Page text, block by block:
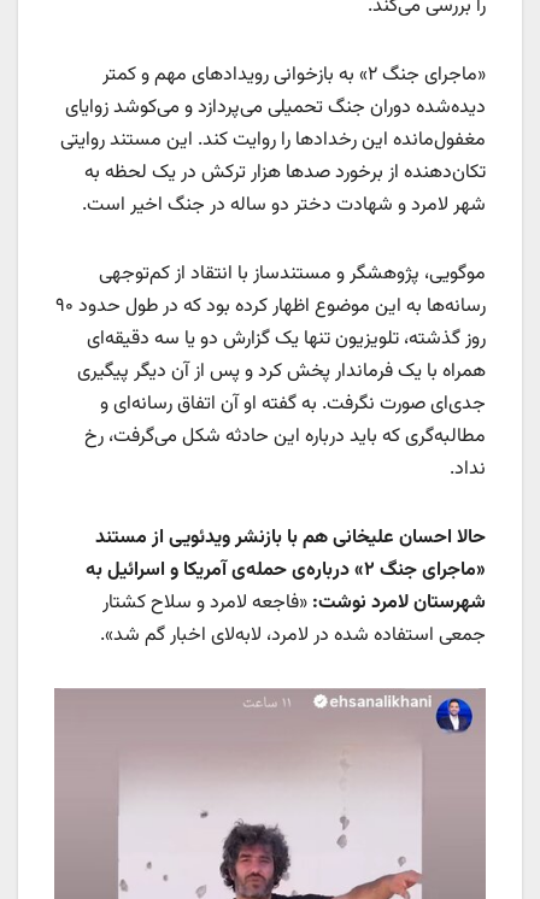
را بررسی می‌کند.
«ماجرای جنگ ۲» به بازخوانی رویدادهای مهم و کمتر
دیده‌شده دوران جنگ تحمیلی می‌پردازد و می‌کوشد زوایای
مغفول‌مانده این رخدادها را روایت کند. این مستند روایتی
تکان‌دهنده از برخورد صدها هزار ترکش در یک لحظه به
شهر لامرد و شهادت دختر دو ساله در جنگ اخیر است.
موگویی، پژوهشگر و مستندساز با انتقاد از کم‌توجهی
رسانه‌ها به این موضوع اظهار کرده بود که در طول حدود ۹۰
روز گذشته، تلویزیون تنها یک گزارش دو یا سه دقیقه‌ای
همراه با یک فرماندار پخش کرد و پس از آن دیگر پیگیری
جدی‌ای صورت نگرفت. به گفته او آن اتفاق رسانه‌ای و
مطالبه‌گری که باید درباره این حادثه شکل می‌گرفت، رخ
نداد.
حالا احسان علیخانی هم با بازنشر ویدئویی از مستند
«ماجرای جنگ ۲» درباره‌ی حمله‌ی آمریکا و اسرائیل به
شهرستان لامرد نوشت: «فاجعه لامرد و سلاح کشتار
جمعی استفاده شده در لامرد، لابه‌لای اخبار گم شد».